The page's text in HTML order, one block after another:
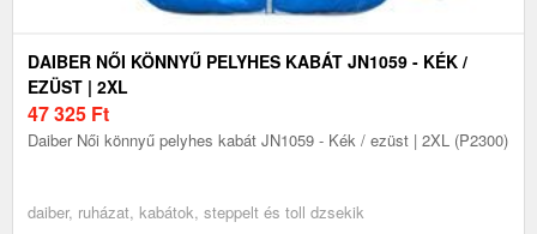
DAIBER NŐI KÖNNYŰ PELYHES KABÁT JN1059 - KÉK /
EZÜST | 2XL
47 325 Ft
Daiber Női könnyű pelyhes kabát JN1059 - Kék / ezüst | 2XL (P2300)
daiber, ruházat, kabátok, steppelt és toll dzsekik